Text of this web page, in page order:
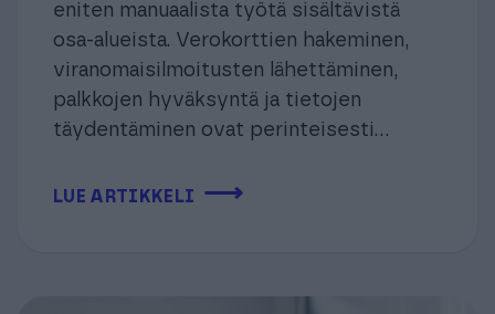
eniten manuaalista työtä sisältävistä
osa-alueista. Verokorttien hakeminen,
viranomaisilmoitusten lähettäminen,
palkkojen hyväksyntä ja tietojen
täydentäminen ovat perinteisesti...
LUE ARTIKKELI ⟶